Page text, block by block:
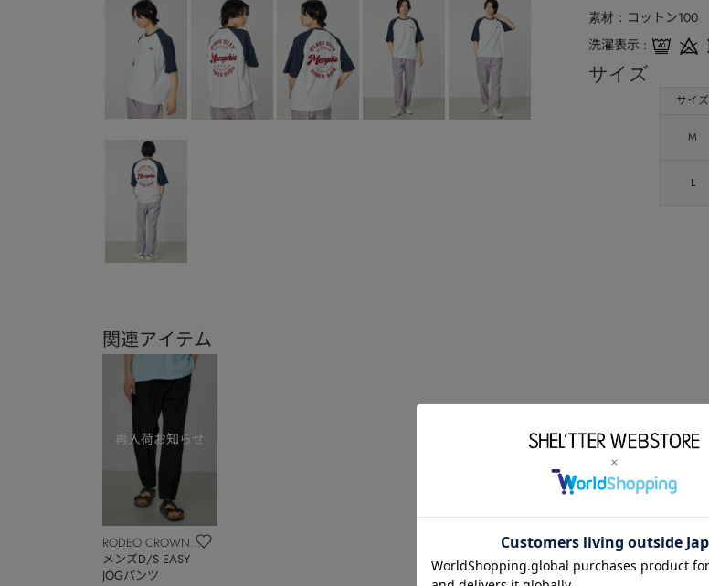
関連アイテム
RODEO CROWNS
WIDE BOWL
メンズD/S EASY
JOGパンツ
素材
コットン100
洗濯表示
サイズ
サイズ
M
L